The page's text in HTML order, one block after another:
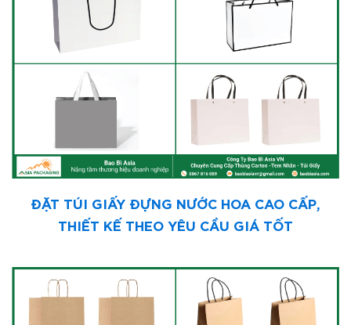
ĐẶT TÚI GIẤY ĐỰNG NƯỚC HOA CAO CẤP,
THIẾT KẾ THEO YÊU CẦU GIÁ TỐT